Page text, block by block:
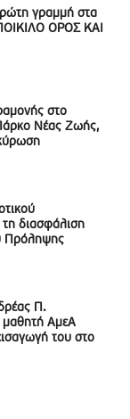
γραμμή στα
ΟΡΟΣ ΚΑΙ
στο
Νέας Ζωής,
τη διασφάλιση
Πρόληψης
Π.
μαθητή ΑμεΑ
του στο